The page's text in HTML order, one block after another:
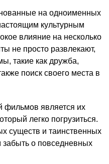
на одноименных
культурным
влияние на несколько
не просто развлекают,
такие как дружба,
поиск своего места в
фильмов является их
легко погрузиться.
существ и таинственных
забыть о повседневных